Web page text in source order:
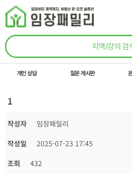
콘텐츠로
건너뛰기
개인 상담 질문 게시판
1
작성자
임장패밀리
작성일
2025-07-23 17:45
조회
432